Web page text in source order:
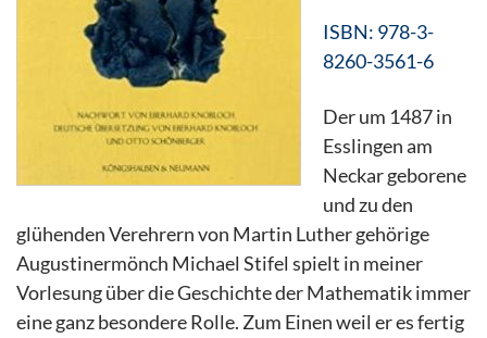
ISBN: 978-3-
8260-3561-6
Der um 1487 in
Esslingen am
Neckar geborene
und zu den
glühenden Verehrern von Martin Luther gehörige
Augustinermönch Michael Stifel spielt in meiner
Vorlesung über die Geschichte der Mathematik immer
eine ganz besondere Rolle. Zum Einen weil er es fertig